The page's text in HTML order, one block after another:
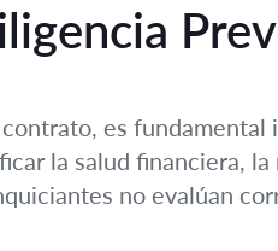
es
la salud financiera,
no evalúan